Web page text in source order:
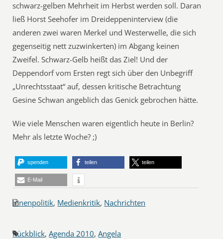
schwarz-gelben Mehrheit im Herbst werden soll. Daran
ließ Horst Seehofer im Dreideppeninterview (die
anderen zwei waren Merkel und Westerwelle, die sich
gegenseitig nett zuzwinkerten) im Abgang keinen
Zweifel. Schwarz-Gelb heißt das Ziel! Und der
Deppendorf vom Ersten regt sich über den Unbegriff
„Unrechtsstaat“ auf, dessen kritische Betrachtung
Gesine Schwan angeblich das Genick gebrochen hätte.
Wie viele Menschen waren eigentlich heute in Berlin?
Mehr als letzte Woche? ;)
spenden teilen teilen
E-Mail
Innenpolitik, Medienkritik, Nachrichten
Rückblick,Agenda 2010,Angela